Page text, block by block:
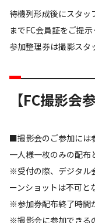
待機列形成後にスタッ
までFC会員証をご提示
参加整理券は撮影スタ
【FC撮影会
■撮影会のご参加には
一人様一枚のみの配布
※受付の際、デジタル
ーンショットは不可と
※参加券配布終了時間
※撮影会に参加できる